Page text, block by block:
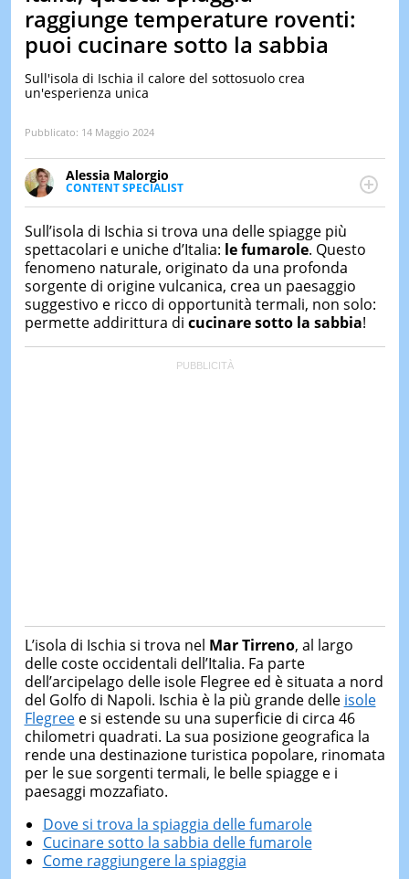
OGGI
LE
raggiunge temperature roventi:
puoi cucinare sotto la sabbia
Sull'isola di Ischia il calore del sottosuolo crea
un'esperienza unica
Pubblicato: 14 Maggio 2024
Alessia Malorgio
CONTENT SPECIALIST
Ha conseguito un Master in Marketing Management
occupa della creazione di contenuti in ottica SEO e
dello sviluppo di strategie marketing attraverso
canali digitali.
Sull’isola di Ischia si trova una delle spiagge più
spettacolari e uniche d’Italia: le fumarole. Questo
fenomeno naturale, originato da una profonda
sorgente di origine vulcanica, crea un paesaggio
suggestivo e ricco di opportunità termali, non solo:
permette addirittura di cucinare sotto la sabbia!
L’isola di Ischia si trova nel Mar Tirreno, al largo
delle coste occidentali dell’Italia. Fa parte
dell’arcipelago delle isole Flegree ed è situata a nord
del Golfo di Napoli. Ischia è la più grande delle isole
Flegreee si estende su una superficie di circa 46
chilometri quadrati. La sua posizione geografica la
rende una destinazione turistica popolare, rinomata
per le sue sorgenti termali, le belle spiagge e i
paesaggi mozzafiato.
Dove si trova la spiaggia delle fumarole
Cucinare sotto la sabbia delle fumarole
Come raggiungere la spiaggia